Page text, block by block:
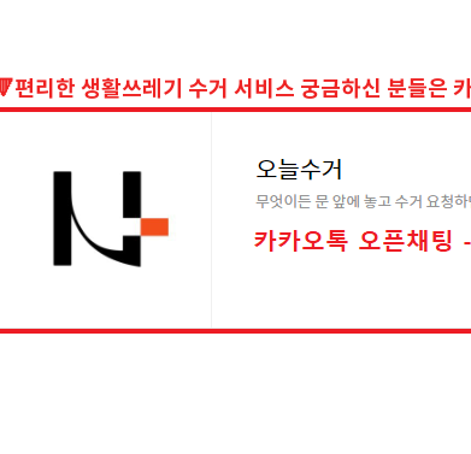
편리한 생활쓰레기 수거 서비스 궁금하신 분들은